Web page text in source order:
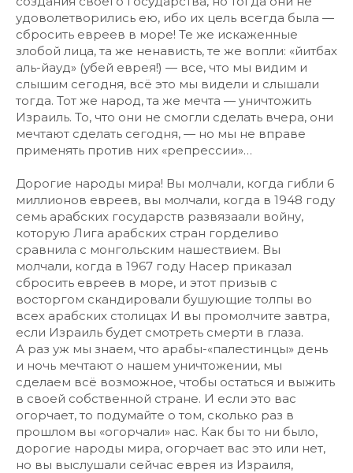
удоволетворились ею, ибо их цель всегда была —
сбросить евреев в море! Те же искаженные
злобой лица, та же ненависть, те же вопли: «йитбах
аль-йауд» (убей еврея!) — все, что мы видим и
слышим сегодня, всё это мы видели и слышали
тогда. Тот же народ, та же мечта — уничтожить
Израиль. То, что они не смогли сделать вчера, они
мечтают сделать сегодня, — но мы не вправе
применять против них «репрессии»…
Дорогие народы мира! Вы молчали, когда гибли 6
миллионов евреев, вы молчали, когда в 1948 году
семь арабских государств развязаали войну,
которую Лига арабских стран горделиво
сравнила с монгольским нашествием. Вы
молчали, когда в 1967 году Насер приказал
сбросить евреев в море, и этот призыв с
восторгом скандировали бушующие толпы во
всех арабских столицах И вы промолчите завтра,
еcли Израиль будет смотреть смерти в глаза.
А раз уж мы знаем, что арабы-«палестинцы» день
и ночь мечтают о нашем уничтожении, мы
сделаем всё возможное, чтобы остаться и выжить
в своей собственной стране. И если это вас
огорчает, то подумайте о том, сколько раз в
прошлом вы «огорчали» нас. Как бы то ни было,
дорогие народы мира, огорчает вас это или нет,
но вы выслушали сейчас еврея из Израиля,